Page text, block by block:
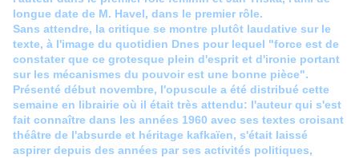
longue date de M. Havel, dans le premier rôle.
Sans attendre, la critique se montre plutôt laudative sur le
texte, à l'image du quotidien Dnes pour lequel "force est de
constater que ce grotesque plein d'esprit et d'ironie portant
sur les mécanismes du pouvoir est une bonne pièce".
Présenté début novembre, l'opuscule a été distribué cette
semaine en librairie où il était très attendu: l'auteur qui s'est
fait connaître dans les années 1960 avec ses textes croisant
théâtre de l'absurde et héritage kafkaïen, s'était laissé
aspirer depuis des années par ses activités politiques,